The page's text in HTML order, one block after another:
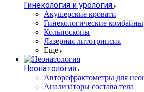
Гинекология и урология
Акушерские кровати
Гинекологические комбайны
Кольпоскопы
Лазерная литотрипсия
Еще
Неонатология
Авторефрактометры для
Анализаторы состава тела